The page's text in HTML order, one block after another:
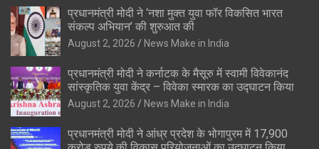
प्रधानमंत्री मोदी ने ‘नशा मुक्त युवा फॉर विकसित भारत
संकल्प अभियान’ की शुरुआत की
August 2, 2026 News Make in India
प्रधानमंत्री मोदी ने कर्नाटक के मैसूरु में स्वामी विवेकानंद
सांस्कृतिक युवा केंद्र – विवेका स्मारक का उद्घाटन किया
August 2, 2026 News Make in India
प्रधानमंत्री मोदी ने आंध्र प्रदेश के भोगापुरम में 17,900